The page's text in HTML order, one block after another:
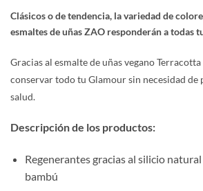
Clásicos o de tendencia, la variedad de
esmaltes de uñas ZAO responderán a todas
Gracias al esmalte de uñas vegano Terracotta
conservar todo tu Glamour sin necesidad de
salud.
Descripción de los productos:
Regenerantes gracias al silicio
bambú